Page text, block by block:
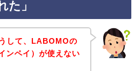
た」
して、LABOMOの
ンペイ）が使えない